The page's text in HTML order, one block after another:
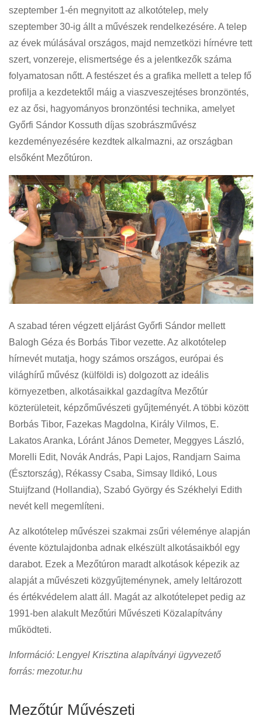
szeptember 1-én megnyitott az alkotótelep, mely
szeptember 30-ig állt a művészek rendelkezésére. A telep
az évek múlásával országos, majd nemzetközi hírnévre tett
szert, vonzereje, elismertsége és a jelentkezők száma
folyamatosan nőtt. A festészet és a grafika mellett a telep fő
profilja a kezdetektől máig a viaszveszejtéses bronzöntés,
ez az ősi, hagyományos bronzöntési technika, amelyet
Győrfi Sándor Kossuth díjas szobrászművész
kezdeményezésére kezdtek alkalmazni, az országban
elsőként Mezőtúron.
A szabad téren végzett eljárást Győrfi Sándor mellett
Balogh Géza és Borbás Tibor vezette. Az alkotótelep
hírnevét mutatja, hogy számos országos, európai és
világhírű művész (külföldi is) dolgozott az ideális
környezetben, alkotásaikkal gazdagítva Mezőtúr
közterületeit, képzőművészeti gyűjteményét. A többi között
Borbás Tibor, Fazekas Magdolna, Király Vilmos, E.
Lakatos Aranka, Lóránt János Demeter, Meggyes László,
Morelli Edit, Novák András, Papi Lajos, Randjarn Saima
(Észtország), Rékassy Csaba, Simsay Ildikó, Lous
Stuijfzand (Hollandia), Szabó György és Székhelyi Edith
nevét kell megemlíteni.
Az alkotótelep művészei szakmai zsűri véleménye alapján
évente köztulajdonba adnak elkészült alkotásaikból egy
darabot. Ezek a Mezőtúron maradt alkotások képezik az
alapját a művészeti közgyűjteménynek, amely leltározott
és értékvédelem alatt áll. Magát az alkotótelepet pedig az
1991-ben alakult Mezőtúri Művészeti Közalapítvány
működteti.
Információ: Lengyel Krisztina alapítványi ügyvezető
forrás: mezotur.hu
Mezőtúr Művészeti